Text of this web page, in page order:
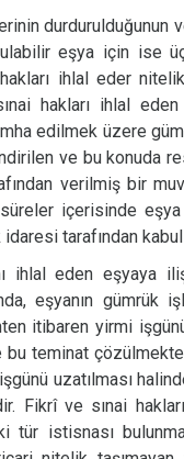
eşya için ise
ihlal eder
hakları ihlal
edilmek üzere
ve bu konuda
verilmiş bir
içerisinde
tarafından
ihlal eden eşyaya
eşyanın
itibaren yirmi
bu teminat
uzatılması
Fikrî ve sınai
tür istisnası